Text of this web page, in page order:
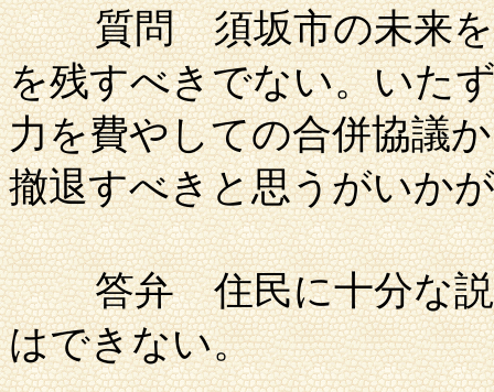
質問 須坂市の未来
を残すべきでない。いた
力を費やしての合併協議
撤退すべきと思うがいか
答弁住民に十分な説
はできない。